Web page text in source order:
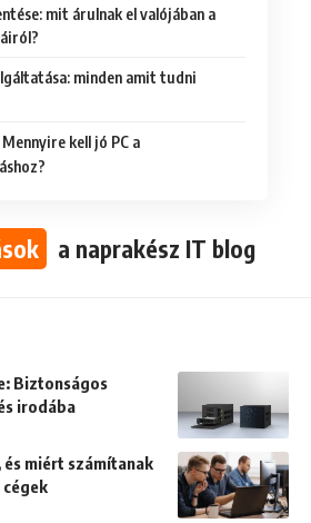
mit árulnak el valójában a
minden amit tudni
kell jó PC a
a naprakész IT blog
Biztonságos
irodába
miért számítanak